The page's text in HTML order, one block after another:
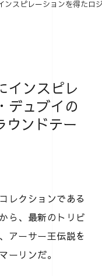
ンスピレーションを得たロ
インスピレ
デュブイの
ウンドテー
レクションである
ら、最新のトリビ
アーサー王伝説を
ーリンだ。